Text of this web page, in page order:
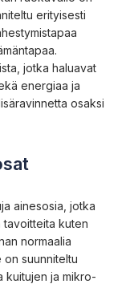
erityisesti
jotka haluavat
energiaa ja
osaksi
ainesosia, jotka
tavoitteita kuten
normaalia
on suunniteltu
kuitujen ja mikro­